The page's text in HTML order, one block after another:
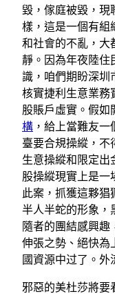
毀，傢庭被毀，現
樣，這是一個有組
和社會的不亂，大
靜。因為年夜陸住
識，咱們期盼深圳
核實捷利生意業務
股賬戶虛實。假如
構 ，給上當難友
臺要合規操縱，不
生意操縱和限定出
股操縱現實上是一
此案，抓獲這夥猖
半人半蛇的形象，
隨者的團結感興趣
伸張之勢、絕快為
國資源中过了。外
邪惡的美杜莎將要